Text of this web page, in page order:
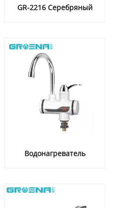
GR-2216 Серебряный
Водонагреватель